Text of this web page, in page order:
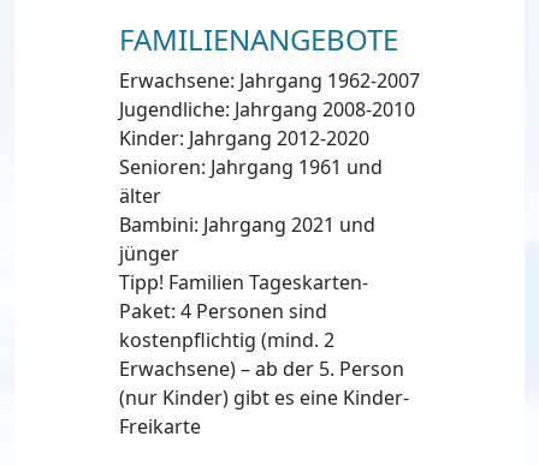
FAMILIENANGEBOTE
Erwachsene: Jahrgang 1962-2007
Jugendliche: Jahrgang 2008-2010
Kinder: Jahrgang 2012-2020
Senioren: Jahrgang 1961 und
älter
Bambini: Jahrgang 2021 und
jünger
Tipp! Familien Tageskarten-
Paket: 4 Personen sind
kostenpflichtig (mind. 2
Erwachsene) – ab der 5. Person
(nur Kinder) gibt es eine Kinder-
Freikarte